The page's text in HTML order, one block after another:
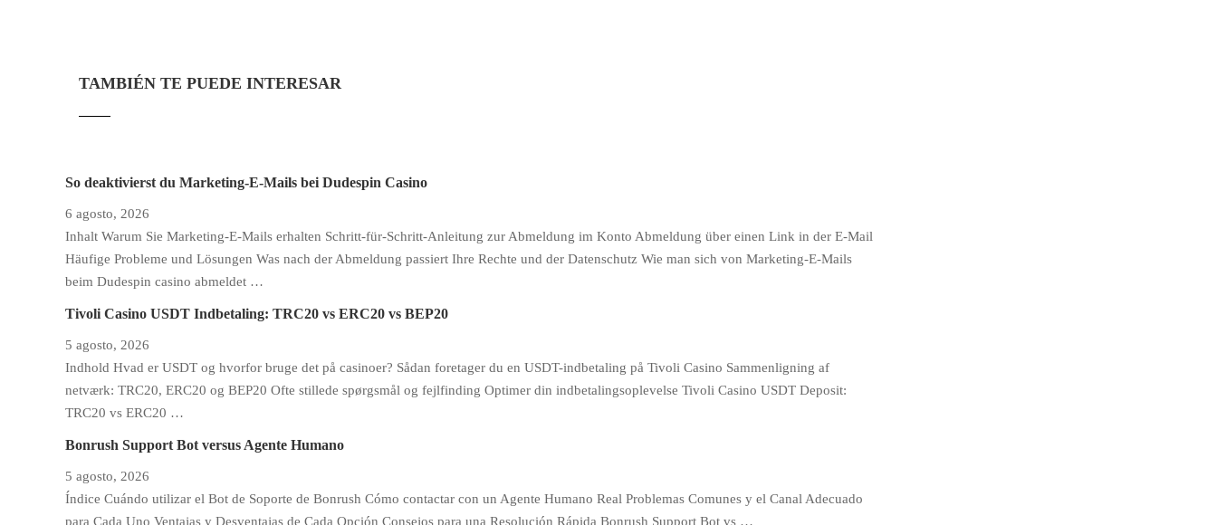
TAMBIÉN TE PUEDE INTERESAR
So deaktivierst du Marketing-E-Mails bei Dudespin Casino
6 agosto, 2026
Inhalt Warum Sie Marketing-E-Mails erhalten Schritt-für-Schritt-Anleitung zur Abmeldung im Konto Abmeldung über einen Link in der E-Mail
Häufige Probleme und Lösungen Was nach der Abmeldung passiert Ihre Rechte und der Datenschutz Wie man sich von Marketing-E-Mails
beim Dudespin casino abmeldet …
Tivoli Casino USDT Indbetaling: TRC20 vs ERC20 vs BEP20
5 agosto, 2026
Indhold Hvad er USDT og hvorfor bruge det på casinoer? Sådan foretager du en USDT-indbetaling på Tivoli Casino Sammenligning af
netværk: TRC20, ERC20 og BEP20 Ofte stillede spørgsmål og fejlfinding Optimer din indbetalingsoplevelse Tivoli Casino USDT Deposit:
TRC20 vs ERC20 …
Bonrush Support Bot versus Agente Humano
5 agosto, 2026
Índice Cuándo utilizar el Bot de Soporte de Bonrush Cómo contactar con un Agente Humano Real Problemas Comunes y el Canal Adecuado
para Cada Uno Ventajas y Desventajas de Cada Opción Consejos para una Resolución Rápida Bonrush Support Bot vs …